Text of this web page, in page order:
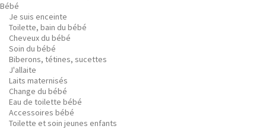
Bébé
Je suis enceinte
Toilette, bain du bébé
Cheveux du bébé
Soin du bébé
Biberons, tétines, sucettes
J'allaite
Laits maternisés
Change du bébé
Eau de toilette bébé
Accessoires bébé
Toilette et soin jeunes enfants